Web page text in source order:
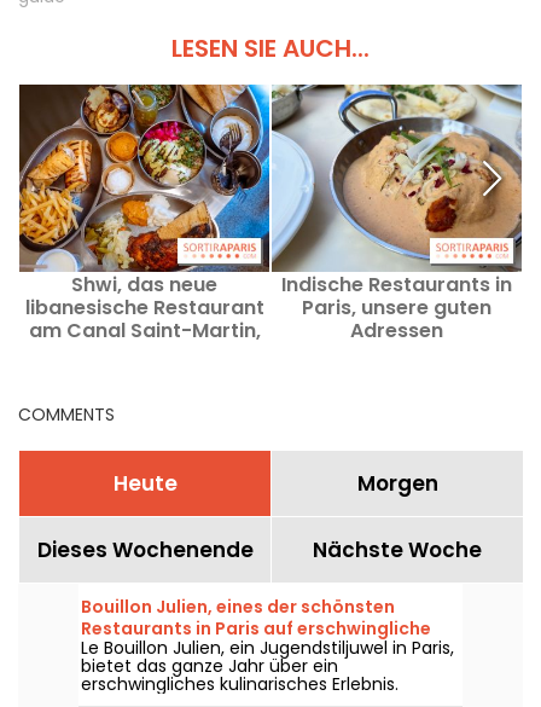
LESEN SIE AUCH...
Shwi, das neue
libanesische Restaurant
am Canal Saint-Martin,
Indische Restaurants in
Paris, unsere guten
Adressen
COMMENTS
Heute Morgen
Dieses Wochenende Nächste Woche
Bouillon Julien, eines der schönsten
Restaurants in Paris auf erschwingliche
Weise
Le Bouillon Julien, ein Jugendstiljuwel in Paris,
bietet das ganze Jahr über ein
erschwingliches kulinarisches Erlebnis.
Erfahren Sie mehr über seine Geschichte